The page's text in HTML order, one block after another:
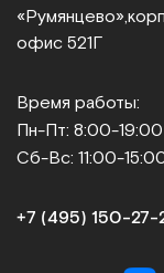
«Румянцево»,
офис 521Г
Время работы:
Пн-Пт: 8:00-19:00
Сб-Вс: 11:00-
+7 (495)